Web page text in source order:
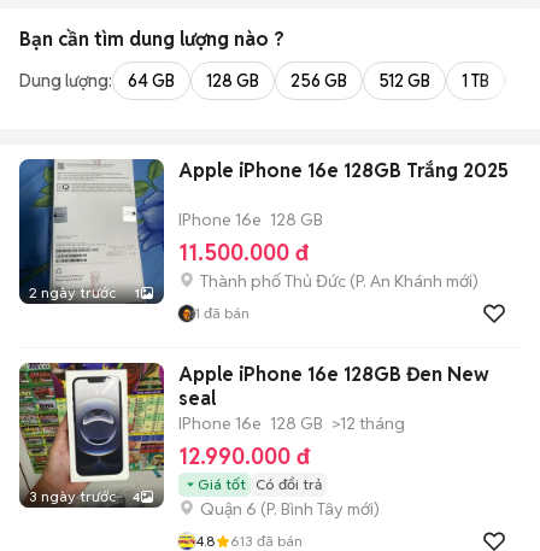
Bạn cần tìm dung lượng nào ?
Dung lượng: 64 GB 128 GB 256 GB 512 GB 1 TB
2 ngày trước 1
Apple iPhone 16e 128GB Trắng 2025
IPhone 16e 128 GB
11.500.000 đ
Thành phố Thủ Đức (P. An Khánh mới)
1 đã bán
3 ngày trước 4
Apple iPhone 16e 128GB Đen New
seal
IPhone 16e 128 GB >12 tháng
12.990.000 đ
Giá tốt Có đổi trả
Quận 6 (P. Bình Tây mới)
4.8 613 đã bán